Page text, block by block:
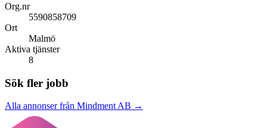
Org.nr
5590858709
Ort
Malmö
Aktiva tjänster
8
Sök fler jobb
Alla annonser från Mindment AB →